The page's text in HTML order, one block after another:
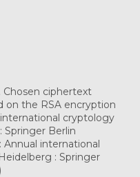
Chosen ciphertext
on the RSA encryption
international cryptology
Springer Berlin
Annual international
: Springer